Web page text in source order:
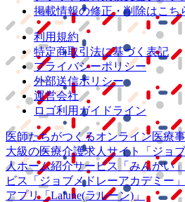
掲載情報の修正・削除はこち
利用規約
特定商取引法に基づく表記
プライバシーポリシー
外部送信ポリシー
運営会社
ロゴ利用ガイドライン
医師たちがつくるオンライン医療
大級の医療介護求人サイト 「ジョ
人ホーム紹介サービス
「みんかい」
ビス
「ジョブメドレーアカデミー」
アプリ「Lalune(ラルーン)」